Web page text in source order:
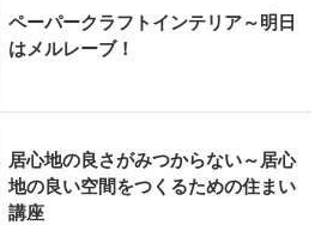
ペーパークラフトインテリア～明日
はメルレーブ！
居心地の良さがみつからない～居心
地の良い空間をつくるための住まい
講座